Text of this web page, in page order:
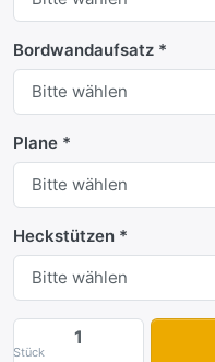
Bordwandaufsatz
Plane
Heckstützen
Stück
PRO